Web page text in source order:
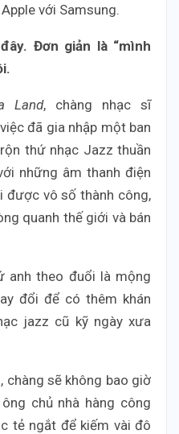
với Samsung.
Đơn giản là “mình
Land, chàng nhạc sĩ
đã gia nhập một ban
thứ nhạc Jazz thuần
những âm thanh điện
được vô số thành công,
quanh thế giới và bán
anh theo đuổi là mộng
đổi để có thêm khán
jazz cũ kỹ ngày xưa
chàng sẽ không bao giờ
chủ nhà hàng công
tẻ ngắt để kiếm vài đô